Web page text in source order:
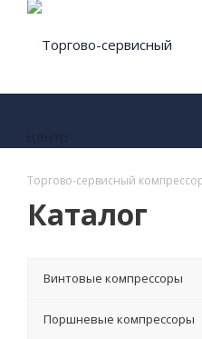
Торгово-сервисный
Каталог
Винтовые компрессоры
Поршневые компрессоры